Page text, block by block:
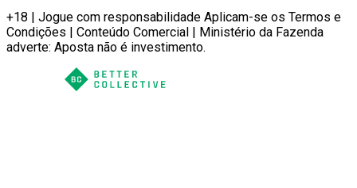
+18 | Jogue com responsabilidade Aplicam-se os Termos e
Condições | Conteúdo Comercial | Ministério da Fazenda
adverte: Aposta não é investimento.